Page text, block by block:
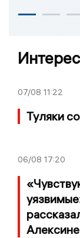
07/08 11:22
Туляки
06/08 17:20
Алексине